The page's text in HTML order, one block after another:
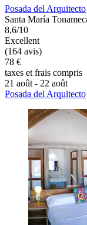
Posada del Arquitecto
Santa María
8,6/10
Excellent
(164 avis)
78 €
taxes et frais compris
21 août - 22 août
Posada del Arquitecto